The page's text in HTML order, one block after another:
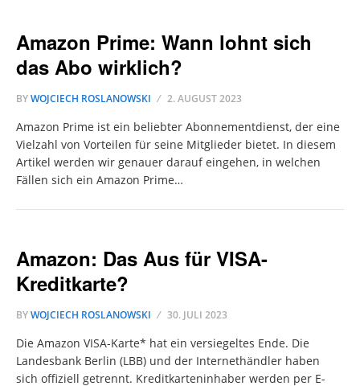
Amazon Prime: Wann lohnt sich
das Abo wirklich?
BYWOJCIECH ROSLANOWSKI 2. AUGUST 2023
Amazon Prime ist ein beliebter Abonnementdienst, der eine
Vielzahl von Vorteilen für seine Mitglieder bietet. In diesem
Artikel werden wir genauer darauf eingehen, in welchen
Fällen sich ein Amazon Prime…
Amazon: Das Aus für VISA-
Kreditkarte?
BYWOJCIECH ROSLANOWSKI 30. JULI 2023
Die Amazon VISA-Karte* hat ein versiegeltes Ende. Die
Landesbank Berlin (LBB) und der Internethändler haben
sich offiziell getrennt. Kreditkarteninhaber werden per E-